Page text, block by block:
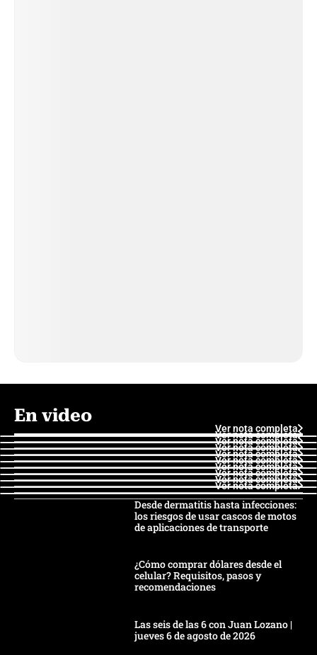
En video
Ver nota completa
Ver nota completa
Ver nota completa
Ver nota completa
Ver nota completa
Ver nota completa
Ver nota completa
Ver nota completa
Ver nota completa
Ver nota completa
Desde dermatitis hasta infecciones:
los riesgos de usar cascos de motos
de aplicaciones de transporte
¿Cómo comprar dólares desde el
celular? Requisitos, pasos y
recomendaciones
Las seis de las 6 con Juan Lozano |
jueves 6 de agosto de 2026